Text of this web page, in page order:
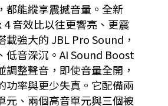
都能縱享震撼音量。全新
音效比以往更響亮、更震
載強大的 JBL Pro Sound，
低音深沉。AI Sound Boost
調整聲音，即使音量全開，
功率與更少失真。它配備兩
元、兩個高音單元與三個被